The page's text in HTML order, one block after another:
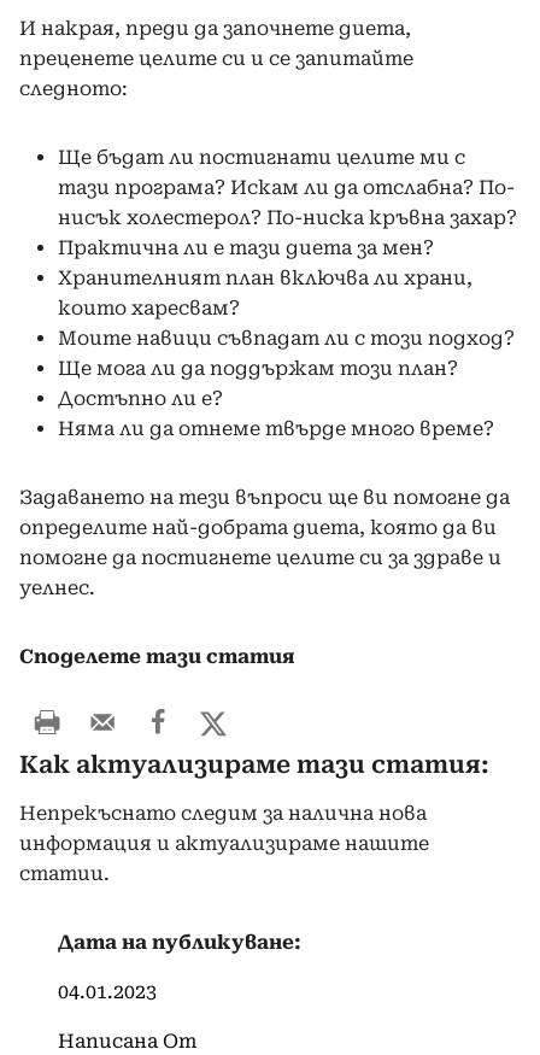
И накрая, преди да започнете диета,
преценете целите си и се запитайте
следното:
Ще бъдат ли постигнати целите ми с
тази програма? Искам ли да отслабна? По-
нисък холестерол? По-ниска кръвна захар?
Практична ли е тази диета за мен?
Хранителният план включва ли храни,
които харесвам?
Моите навици съвпадат ли с този подход?
Ще мога ли да поддържам този план?
Достъпно ли е?
Няма ли да отнеме твърде много време?
Задаването на тези въпроси ще ви помогне да
определите най-добрата диета, която да ви
помогне да постигнете целите си за здраве и
уелнес.
Споделете тази статия
Как актуализираме тази статия:
Непрекъснато следим за налична нова
информация и актуализираме нашите
статии.
Дата на публикуване:
04.01.2023
Написана От